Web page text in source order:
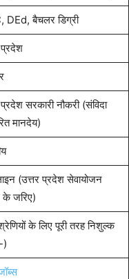
DEd, बैचलर डिग्री
सरकारी नौकरी (संविदा
मानदेय)
(उत्तर प्रदेश सेवायोजन
के जरिए)
के लिए पूरी तरह निशुल्क
)